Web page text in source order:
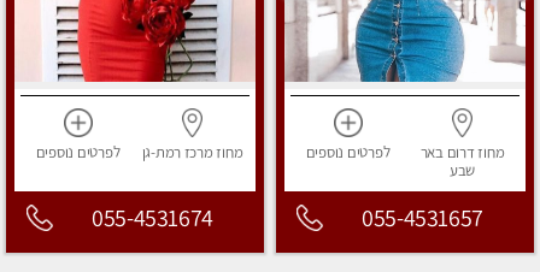
מחוז דרום באר
שבע
לפרטים נוספים
055-4531657
מחוז מרכז רמת-גן לפרטים נוספים
055-4531674